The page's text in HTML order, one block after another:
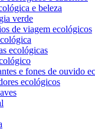
e beleza
verde
de viagem ecológicos
ecológicas
e fones de ouvido
ecológicos